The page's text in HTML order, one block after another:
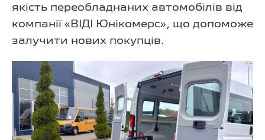
якість переобладнаних автомобілів від
компанії «ВІДІ Юнікомерс», що допоможе
залучити нових покупців.